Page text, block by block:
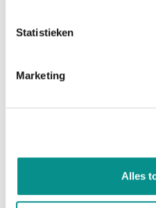
Statistieken
Marketing
Alles
- 1 x USB2.0 Type-A
- Gigabit Ethernet
- SD 4.0 Card Reader
Op één Thunderbolt 4-poort
Thunerbolt 4 dock, adapter of